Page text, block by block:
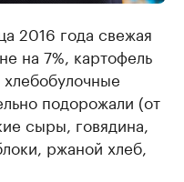
2016 года свежая
на 7%, картофель
подорожали (от
сыры, говядина,
ржаной хлеб,